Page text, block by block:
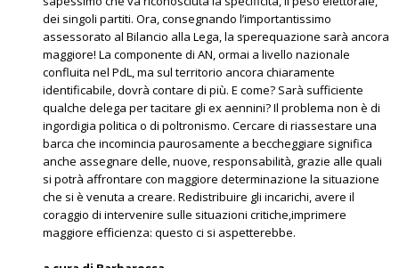
dei singoli partiti. Ora, consegnando l’importantissimo
assessorato al Bilancio alla Lega, la sperequazione sarà ancora
maggiore! La componente di AN, ormai a livello nazionale
confluita nel PdL, ma sul territorio ancora chiaramente
identificabile, dovrà contare di più. E come? Sarà sufficiente
qualche delega per tacitare gli ex aennini? Il problema non è di
ingordigia politica o di poltronismo. Cercare di riassestare una
barca che incomincia paurosamente a beccheggiare significa
anche assegnare delle, nuove, responsabilità, grazie alle quali
si potrà affrontare con maggiore determinazione la situazione
che si è venuta a creare. Redistribuire gli incarichi, avere il
coraggio di intervenire sulle situazioni critiche,imprimere
maggiore efficienza: questo ci si aspetterebbe.